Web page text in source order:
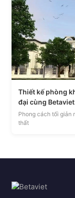
Thiết kế phòng
đại cùng Betaviet
Phong cách tối giản
thất